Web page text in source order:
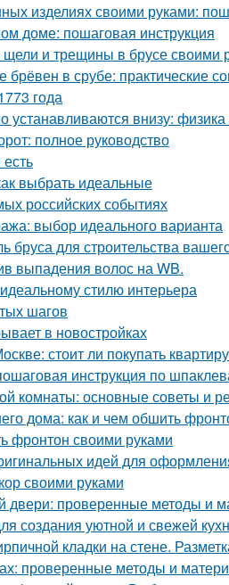
изделиях своими руками:
доме: пошаговая инструкция
щели и трещины в брусе своими
брёвен в срубе: практические
года
внизу: физика
полное руководство
выбрать идеальные
российских событиях
выбор идеального варианта
бруса для строительства
выпадения волос на WB.
стилю интерьера
шагов
в новостройках
стоит ли покупать
инструкция по
комнаты: основные советы и
дома: как и чем обшить
фронтон своими руками
идей для
своими руками
двери: проверенные методы и
создания уютной и свежей
кладки на стене.
проверенные методы и